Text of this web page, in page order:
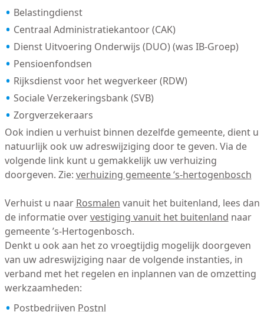
Belastingdienst
Centraal Administratiekantoor (CAK)
Dienst Uitvoering Onderwijs (DUO) (was IB-Groep)
Pensioenfondsen
Rijksdienst voor het wegverkeer (RDW)
Sociale Verzekeringsbank (SVB)
Zorgverzekeraars
Ook indien u verhuist binnen dezelfde gemeente, dient u
natuurlijk ook uw adreswijziging door te geven. Via de
volgende link kunt u gemakkelijk uw verhuizing
doorgeven. Zie: verhuizing gemeente ‘s-hertogenbosch
Verhuist u naar Rosmalen vanuit het buitenland, lees dan
de informatie overvestiging vanuit het buitenland naar
gemeente ’s-Hertogenbosch.
Denkt u ook aan het zo vroegtijdig mogelijk doorgeven
van uw adreswijziging naar de volgende instanties, in
verband met het regelen en inplannen van de omzetting
werkzaamheden:
Postbedrijven Postnl